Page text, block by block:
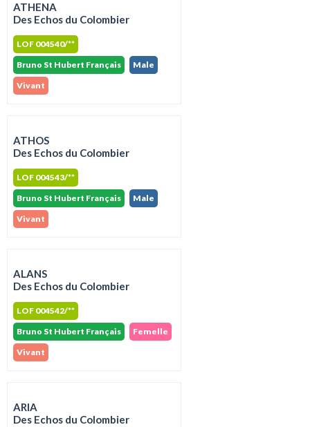
ATHENA
Des Echos du Colombier
LOF 004540/**
Bruno St Hubert Français
Male
Vivant
ATHOS
Des Echos du Colombier
LOF 004543/**
Bruno St Hubert Français
Male
Vivant
ALANS
Des Echos du Colombier
LOF 004542/**
Bruno St Hubert Français
Femelle
Vivant
ARIA
Des Echos du Colombier